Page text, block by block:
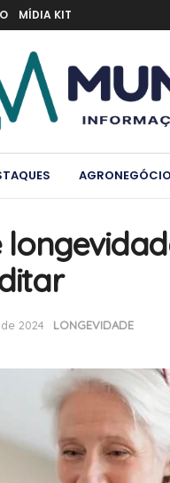
MÍDIA KIT
AGRONEGÓCIO
2024 LONGEVIDADE